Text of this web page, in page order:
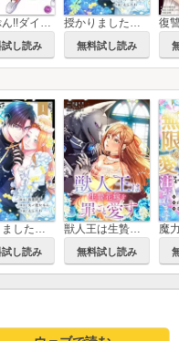
ずっぷん!!ダイエット【フルカラー電子単行本版】
試し読み
授かりましたが、愛なき結婚はいたしません【フルカラー電子単行本版】
無料試し読み
試し読み 無料試し読み